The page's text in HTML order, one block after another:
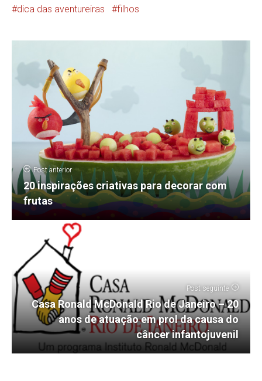
dica das aventureiras
filhos
Post anterior
20 inspirações criativas para decorar com
frutas
Post seguinte
Casa Ronald McDonald Rio de Janeiro – 20
anos de atuação em prol da causa do
câncer infantojuvenil